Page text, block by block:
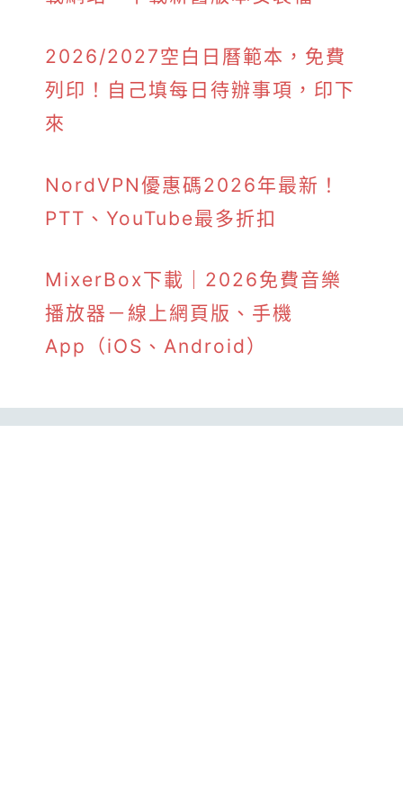
2026/2027空白日曆範本，免費
列印！自己填每日待辦事項，印下
來
NordVPN優惠碼2026年最新！
PTT、YouTube最多折扣
MixerBox下載｜2026免費音樂
播放器－線上網頁版、手機
App（iOS、Android）